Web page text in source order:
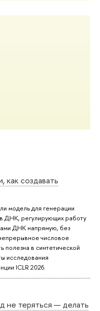
как создавать
модель для генерации
ДНК, регулирующих работу
ДНК напрямую, без
числовое
полезна в синтетической
исследования
ICLR 2026.
не теряться — делать